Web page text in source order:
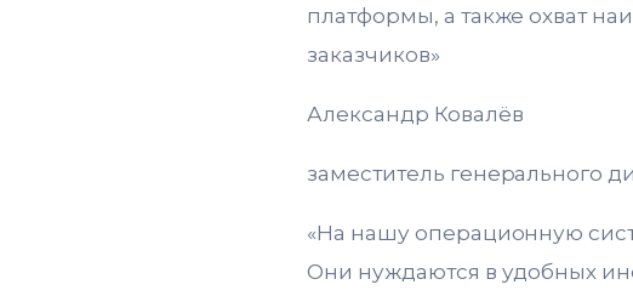
платформы, а также охват
заказчиков»
Александр Ковалёв
заместитель генерального
«На нашу операционную
Они нуждаются в удобных